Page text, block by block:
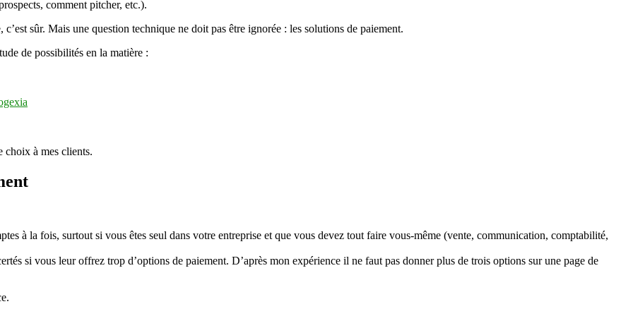
comment pitcher, etc.).
sûr. Mais une question technique ne doit pas être ignorée : les solutions de paiement.
de possibilités en la matière :
choix à mes clients.
à la fois, surtout si vous êtes seul dans votre entreprise et que vous devez tout faire vous-même (vente, communication, comptabilité,
si vous leur offrez trop d’options de paiement. D’après mon expérience il ne faut pas donner plus de trois options sur une page de